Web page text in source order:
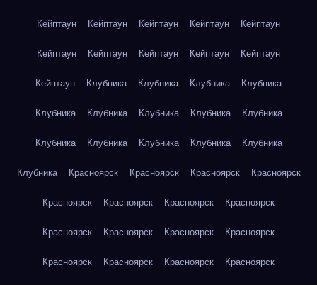
Кейптаун Кейптаун Кейптаун Кейптаун Кейптаун
Кейптаун Кейптаун Кейптаун Кейптаун Кейптаун
Кейптаун Клубника Клубника Клубника Клубника
Клубника Клубника Клубника Клубника Клубника
Клубника Клубника Клубника Клубника Клубника
Клубника Красноярск Красноярск Красноярск Красноярск
Красноярск Красноярск Красноярск Красноярск
Красноярск Красноярск Красноярск Красноярск
Красноярск Красноярск Красноярск Красноярск